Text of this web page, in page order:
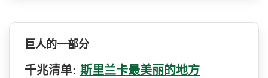
巨人的一部分
千兆清单: 斯里兰卡最美丽的地方